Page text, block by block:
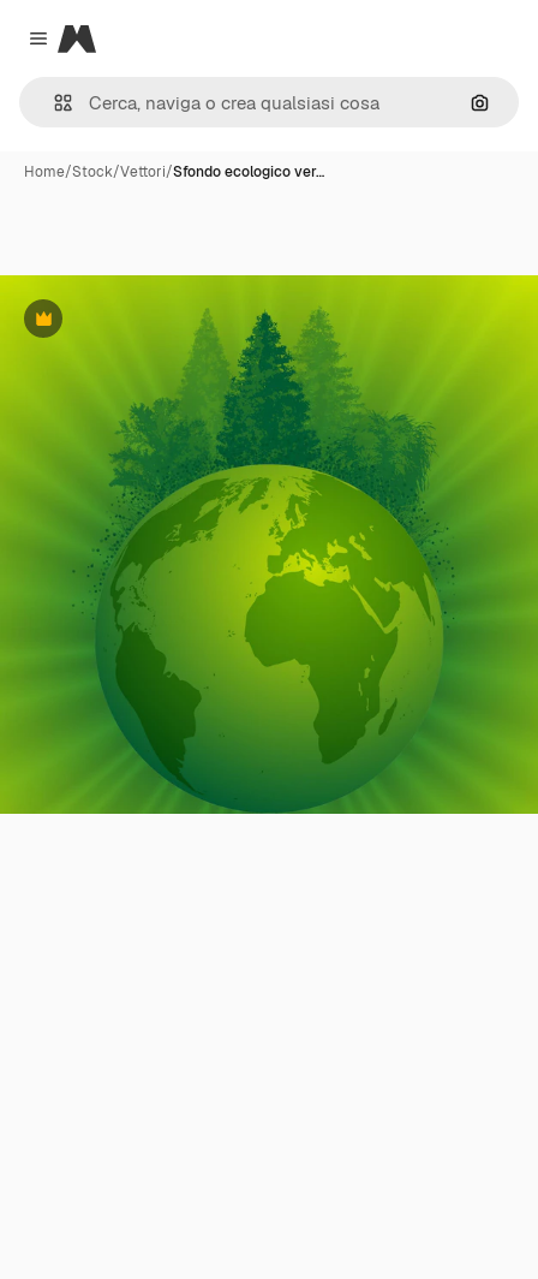
Close menu
Magnific
Cerca
Home/Stock/Vettori/Sfondo ecologico ver…
Premium